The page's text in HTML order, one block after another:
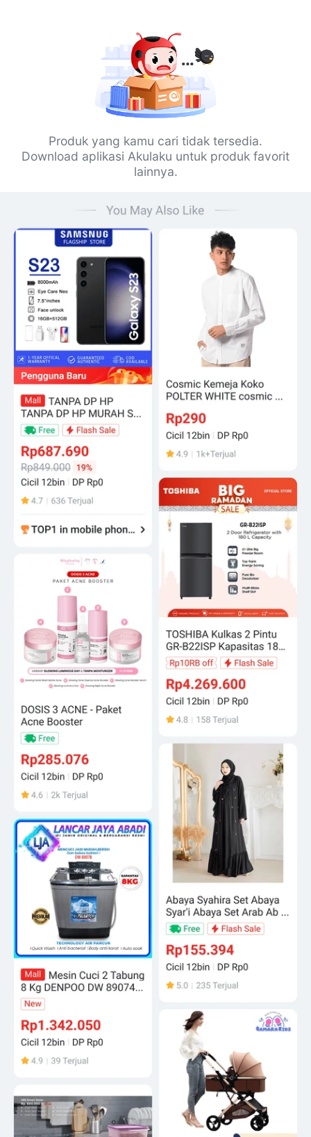
Produk yang kamu cari tidak tersedia.
Download aplikasi Akulaku untuk produk favorit
lainnya.